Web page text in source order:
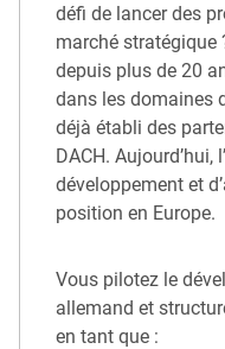
défi de lancer des
marché stratégique
depuis plus de 20
dans les domaines
déjà établi des
DACH. Aujourd’hui,
développement et
position en Europe.
Vous pilotez le
allemand et
en tant que :